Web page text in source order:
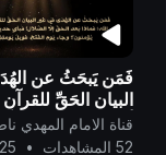
فَمَن يَبحَثُ عن
البيان الحَقِّ للقرآنِ
أضللهُ الله؛ فماذا
الضَّلال؟..
52 المشاهدات
•